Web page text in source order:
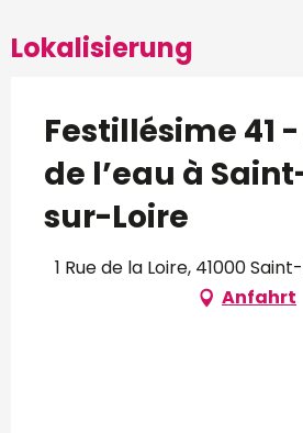
Lokalisierung
Festillésime 41
de l’eau à
sur-Loire
1 Rue de la Loire, 41000
Anfahrt